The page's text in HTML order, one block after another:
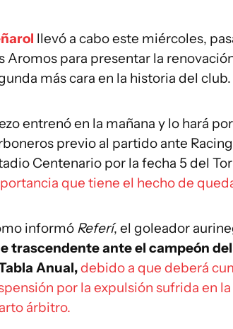
llevó a cabo este miércoles,
Aromos para presentar la
más cara en la historia del club.
entrenó en la mañana y lo hará
previo al partido ante
Centenario por la fecha 5 del
que tiene el hecho de
informó Referí, el goleador
trascendente ante el campeón
Anual,debido a que deberá
por la expulsión sufrida en
árbitro.